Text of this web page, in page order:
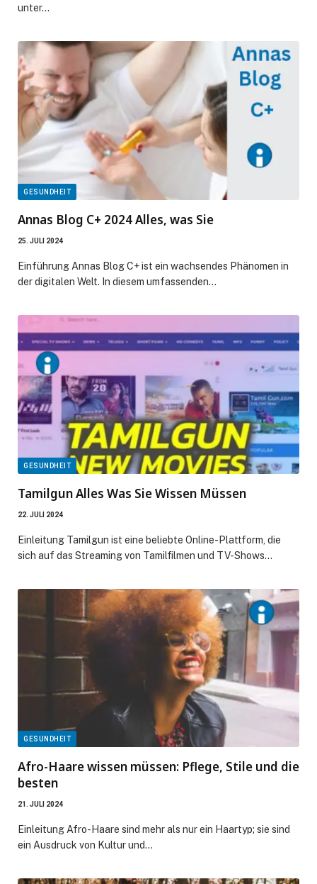
unter…
GESUNDHEIT
Annas Blog C+ 2024 Alles, was Sie
25. JULI 2024
Einführung Annas Blog C+ ist ein wachsendes Phänomen in
der digitalen Welt. In diesem umfassenden…
GESUNDHEIT
Tamilgun Alles Was Sie Wissen Müssen
22. JULI 2024
Einleitung Tamilgun ist eine beliebte Online-Plattform, die
sich auf das Streaming von Tamilfilmen und TV-Shows…
GESUNDHEIT
Afro-Haare wissen müssen: Pflege, Stile und die
besten
21. JULI 2024
Einleitung Afro-Haare sind mehr als nur ein Haartyp; sie sind
ein Ausdruck von Kultur und…